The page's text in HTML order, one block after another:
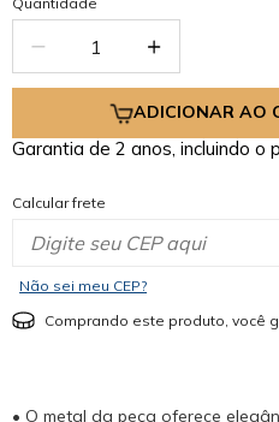
ADICIONAR AO
Garantia de 2 anos, incluindo o
Calcular frete
Não sei meu CEP?
Comprando este produto, você
• O metal da peça oferece